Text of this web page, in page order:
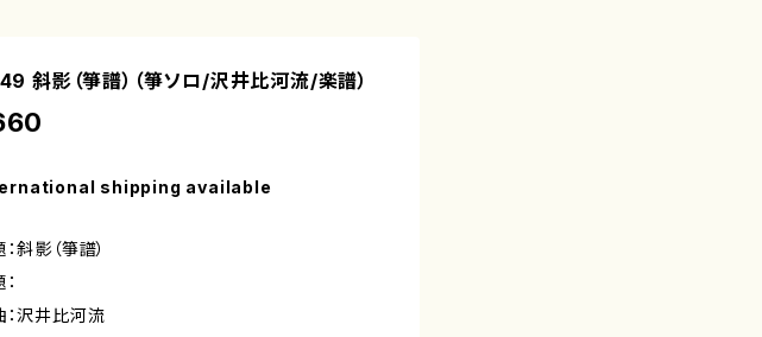
斜影（箏譜）（箏ソロ/沢井比河流/楽譜）
shipping available
斜影（箏譜）
：沢井比河流